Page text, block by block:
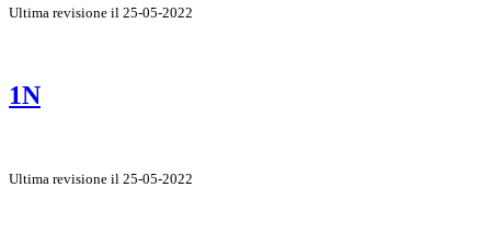
Ultima revisione il 25-05-2022
1N
Ultima revisione il 25-05-2022